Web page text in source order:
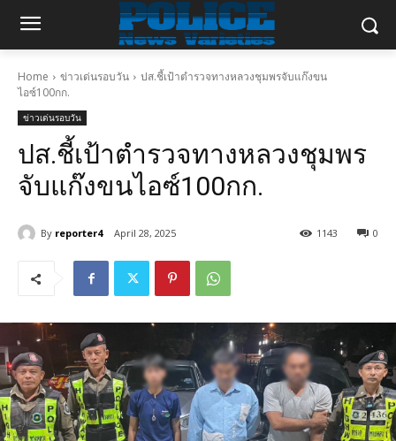
Home ข่าวเด่นรอบวัน
ปส.ชี้เป้าตำรวจทางหลวงชุมพรจับแก๊งขน
ไอซ์100กก.
ข่าวเด่นรอบวัน
ปส.ชี้เป้าตำรวจทางหลวงชุมพร
จับแก๊งขนไอซ์100กก.
By reporter4 April 28, 2025 0
1143